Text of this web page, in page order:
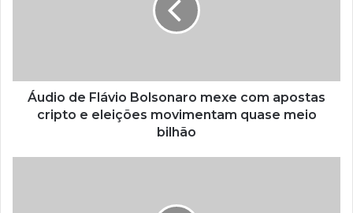
Áudio de Flávio Bolsonaro mexe com apostas
cripto e eleições movimentam quase meio
bilhão